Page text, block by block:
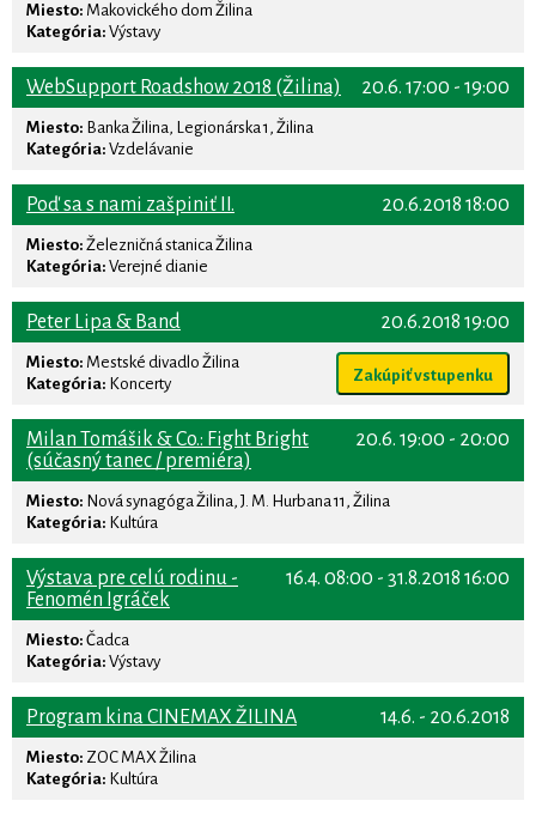
Miesto: Makovického dom Žilina
Kategória: Výstavy
20.6. 17:00 - 19:00
WebSupport Roadshow 2018 (Žilina)
Miesto: Banka Žilina, Legionárska 1, Žilina
Kategória: Vzdelávanie
20.6.2018 18:00
Poď sa s nami zašpiniť II.
Miesto: Železničná stanica Žilina
Kategória: Verejné dianie
20.6.2018 19:00
Peter Lipa & Band
Zakúpiť vstupenku
Miesto: Mestské divadlo Žilina
Kategória: Koncerty
20.6. 19:00 - 20:00
Milan Tomášik & Co.: Fight Bright
(súčasný tanec / premiéra)
Miesto: Nová synagóga Žilina, J. M. Hurbana 11, Žilina
Kategória: Kultúra
16.4. 08:00 - 31.8.2018 16:00
Výstava pre celú rodinu -
Fenomén Igráček
Miesto: Čadca
Kategória: Výstavy
14.6. - 20.6.2018
Program kina CINEMAX ŽILINA
Miesto: ZOC MAX Žilina
Kategória: Kultúra